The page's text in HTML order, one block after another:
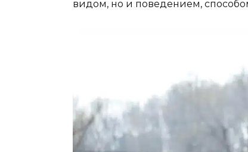
видом, но и поведением,